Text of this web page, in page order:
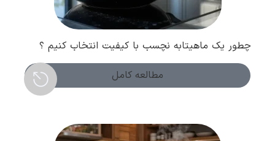
چطور یک ماهیتابه نچسب با کیفیت انتخاب کنیم ؟
نکات مهم خرید
مطالعه کامل